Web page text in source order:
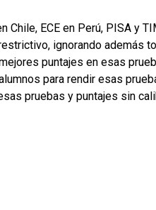
Chile, ECE en Perú, PISA y
ignorando además
puntajes en esas
para rendir esas
pruebas y puntajes sin